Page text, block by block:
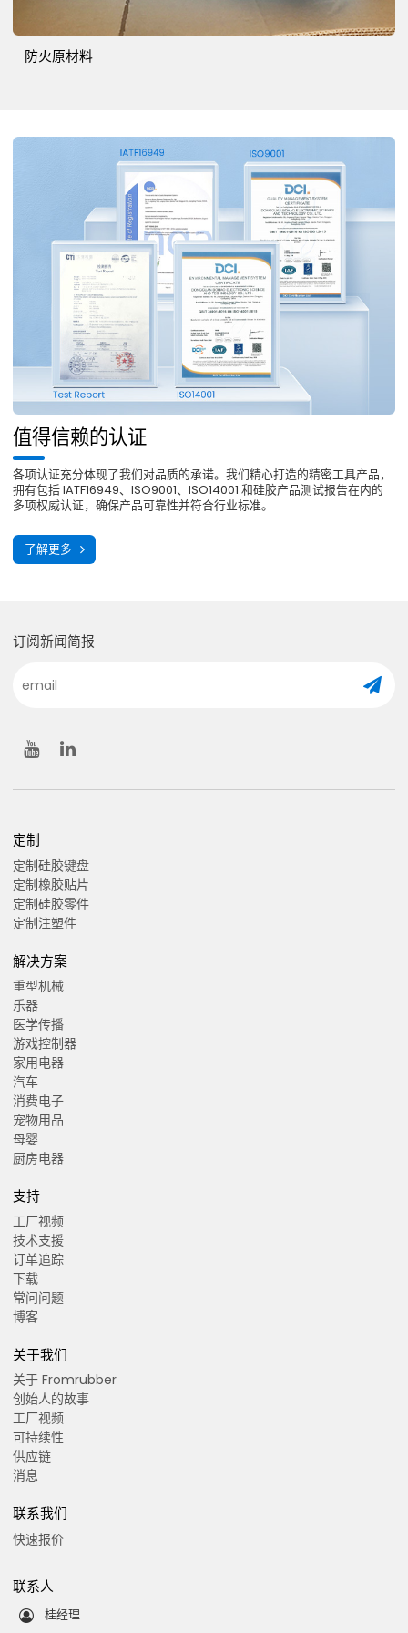
防火原材料
值得信赖的认证
各项认证充分体现了我们对品质的承诺。我们精心打造的精密工具产品，
拥有包括 IATF16949、ISO9001、ISO14001 和硅胶产品测试报告在内的
多项权威认证，确保产品可靠性并符合行业标准。
了解更多
订阅新闻简报
定制
定制硅胶键盘
定制橡胶贴片
定制硅胶零件
定制注塑件
解决方案
重型机械
乐器
医学传播
游戏控制器
家用电器
汽车
消费电子
宠物用品
母婴
厨房电器
支持
工厂视频
技术支援
订单追踪
下载
常问问题
博客
关于我们
关于 Fromrubber
创始人的故事
工厂视频
可持续性
供应链
消息
联系我们
快速报价
联系人
桂经理